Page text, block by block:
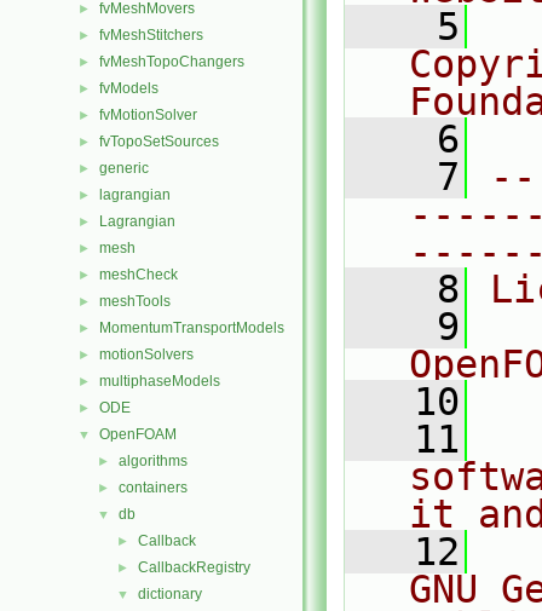
► fvMeshMovers
► fvMeshStitchers
► fvMeshTopoChangers
► fvModels
► fvMotionSolver
► fvTopoSetSources
► generic
► lagrangian
► Lagrangian
► mesh
► meshCheck
► meshTools
► MomentumTransportModels
► motionSolvers
► multiphaseModels
► ODE
▼ OpenFOAM
► algorithms
► containers
▼ db
► Callback
► CallbackRegistry
▼ dictionary
    5
    6
    7
    8
    9
   10
   11
it
   12
GNU